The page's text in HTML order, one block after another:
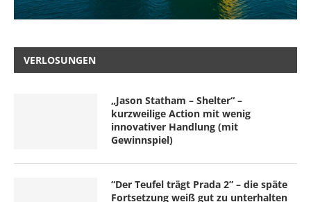
VERLOSUNGEN
„Jason Statham – Shelter“ –
kurzweilige Action mit wenig
innovativer Handlung (mit
Gewinnspiel)
“Der Teufel trägt Prada 2” – die späte
Fortsetzung weiß gut zu unterhalten